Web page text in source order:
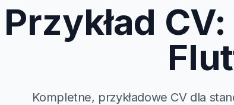
Przykład
Kompletne, przykładowe CV dla